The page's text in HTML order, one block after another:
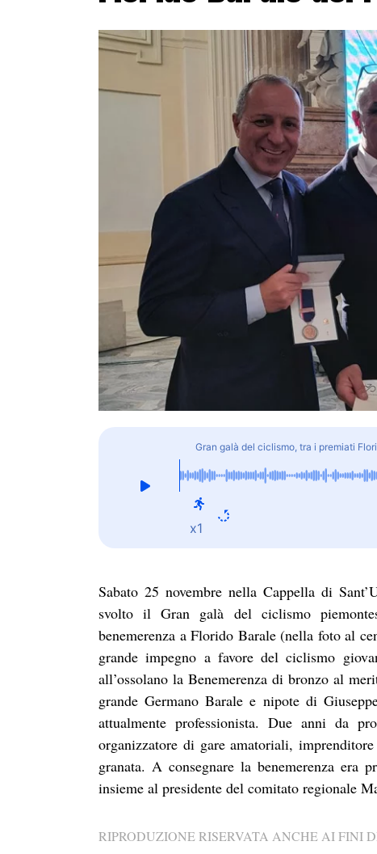
Gran galà del ciclismo, tra i premiati
x1
Sabato 25 novembre nella Cappella di
svolto il Gran galà del ciclismo
benemerenza a Florido Barale (nella foto al
grande impegno a favore del ciclismo
all’ossolano la Benemerenza di bronzo al
grande Germano Barale e nipote di
attualmente professionista. Due anni da
organizzatore di gare amatoriali,
granata. A consegnare la benemerenza era
insieme al presidente del comitato regionale
RIPRODUZIONE RISERVATA ANCHE AI FINI